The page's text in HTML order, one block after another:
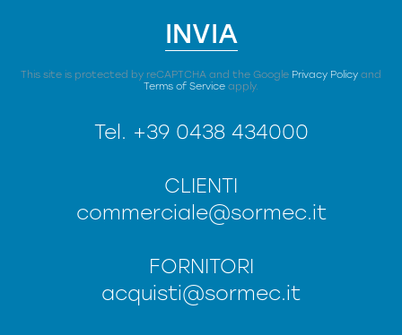
INVIA
This site is protected by reCAPTCHA and the Google Privacy Policy and
Terms of Service apply.
Tel. +39 0438 434000
CLIENTI
commerciale@sormec.it
FORNITORI
acquisti@sormec.it